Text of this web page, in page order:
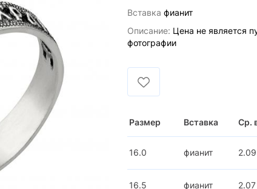
Вставка фианит
Описание: Цена не является
фотографии
Размер Вставка Ср.
16.0 фианит 2.09
16.5 фианит 2.07